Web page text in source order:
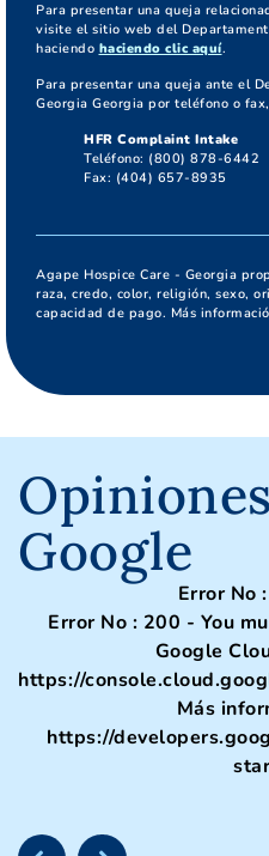
Para presentar una queja
visite el sitio web del
haciendo haciendo clic aquí.
Para presentar una queja ante el
Georgia Georgia por teléfono o
HFR Complaint Intake
Teléfono: (800) 878-6442
Fax: (404) 657-8935
Agape Hospice Care - Georgia
raza, credo, color, religión, sexo,
capacidad de pago. Más
Google
Error No
Error No : 200 - You
Google
https://
Más
https://